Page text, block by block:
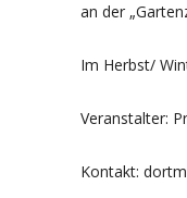
an der
Im Herbst/
Veranstalter:
Kontakt: